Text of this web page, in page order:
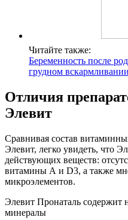
Читайте также:
Беременность после
грудном вскармливании
Отличия
Элевит
Сравнивая состав
Элевит, легко увидеть, что
действующих веществ:
витамины А и D3, а также
микроэлементов.
Элевит Пронаталь содержит
минералы